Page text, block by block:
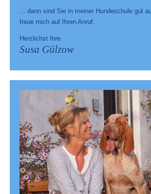
... dann sind Sie in meiner Hundeschule gut
freue mich auf Ihren Anruf.
Herzlichst Ihre
Susa Gülzow